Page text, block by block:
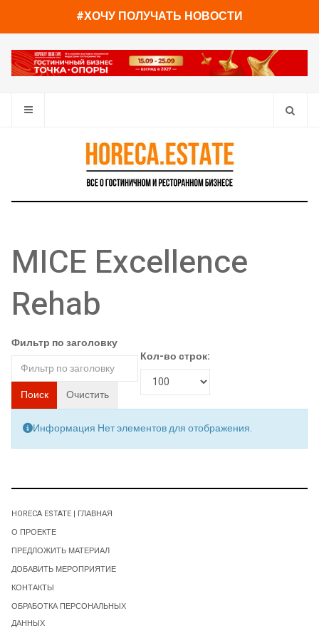
#ХОЧУ ПОЛУЧАТЬ НОВОСТИ
MICE Excellence
Rehab
Фильтр по заголовку
Поиск Очистить
Кол-во строк:
Информация Нет элементов для отображения.
HORECA ESTATE | ГЛАВНАЯ
О ПРОЕКТЕ
ПРЕДЛОЖИТЬ МАТЕРИАЛ
ДОБАВИТЬ МЕРОПРИЯТИЕ
КОНТАКТЫ
ОБРАБОТКА ПЕРСОНАЛЬНЫХ
ДАННЫХ